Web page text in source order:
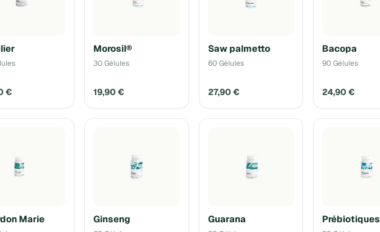
€
Morosil®
30 Gélules
19,90 €
Saw palmetto
60 Gélules
27,90 €
Bacopa
90 Gélules
24,90 €
Marie Ginseng Guarana Prébiotiques